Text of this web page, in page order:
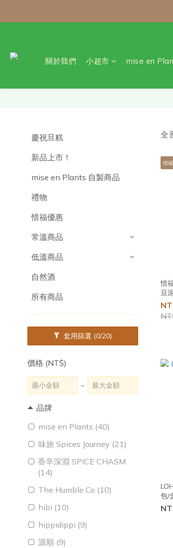
每月 8 號會
關於我們 小超市 mise en
慶祝旦糕
新品上市！
mise en Plants 自製商品
禮物
惜福優惠
常溫商品
低溫商品
自然酒
所有商品
套用篩選 (0/20)
價格 (NT$)
~
品牌
mise en Plants (40)
味旅 Spices Journey (21)
香辛深淵 SPICE CHASM
(14)
The Humble Co (10)
hibi (10)
hippidippi (9)
源順 (9)
全
惜
惜
豆
包/